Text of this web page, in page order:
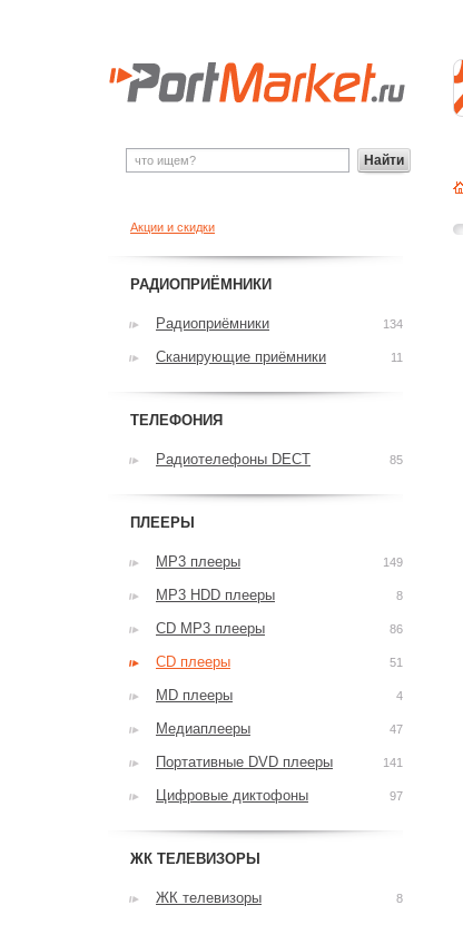
Акции и скидки
РАДИОПРИЁМНИКИ
Радиоприёмники 134
Сканирующие приёмники 11
ТЕЛЕФОНИЯ
Радиотелефоны DECT 85
ПЛЕЕРЫ
MP3 плееры 149
MP3 HDD плееры 8
CD MP3 плееры 86
CD плееры 51
MD плееры 4
Медиаплееры 47
Портативные DVD плееры 141
Цифровые диктофоны 97
ЖК ТЕЛЕВИЗОРЫ
ЖК телевизоры 8
Найти